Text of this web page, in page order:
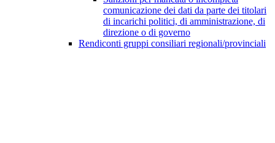
comunicazione dei dati da parte dei titolari
di incarichi politici, di amministrazione, di
direzione o di governo
Rendiconti gruppi consiliari regionali/provinciali